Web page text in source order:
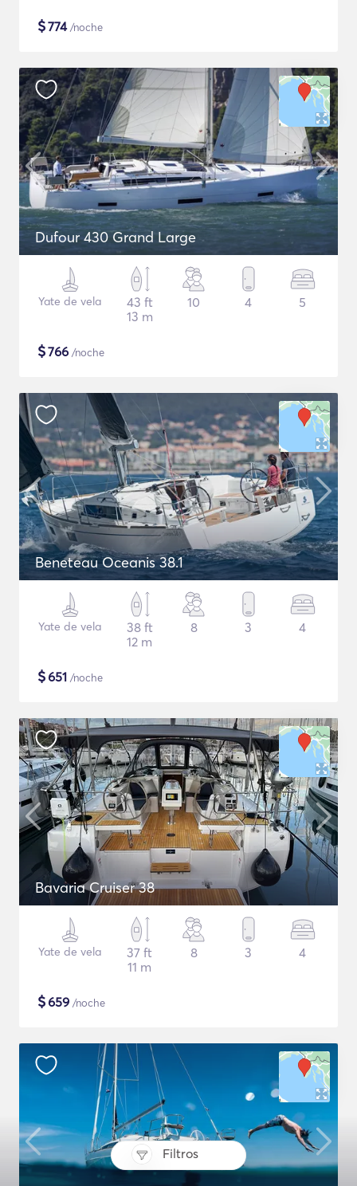
Filtros
$774/noche
Dufour 430 Grand Large
Yate de vela
43 ft
13 m
10 4 5
$766 /noche
Beneteau Oceanis 38.1
Yate de vela
38 ft
12 m
8 3 4
$651 /noche
Bavaria Cruiser 38
Yate de vela
37 ft
11 m
8 3 4
$659 /noche